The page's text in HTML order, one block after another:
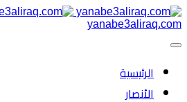
yanabe3aliraq.com
الرئیسية
الأنصار